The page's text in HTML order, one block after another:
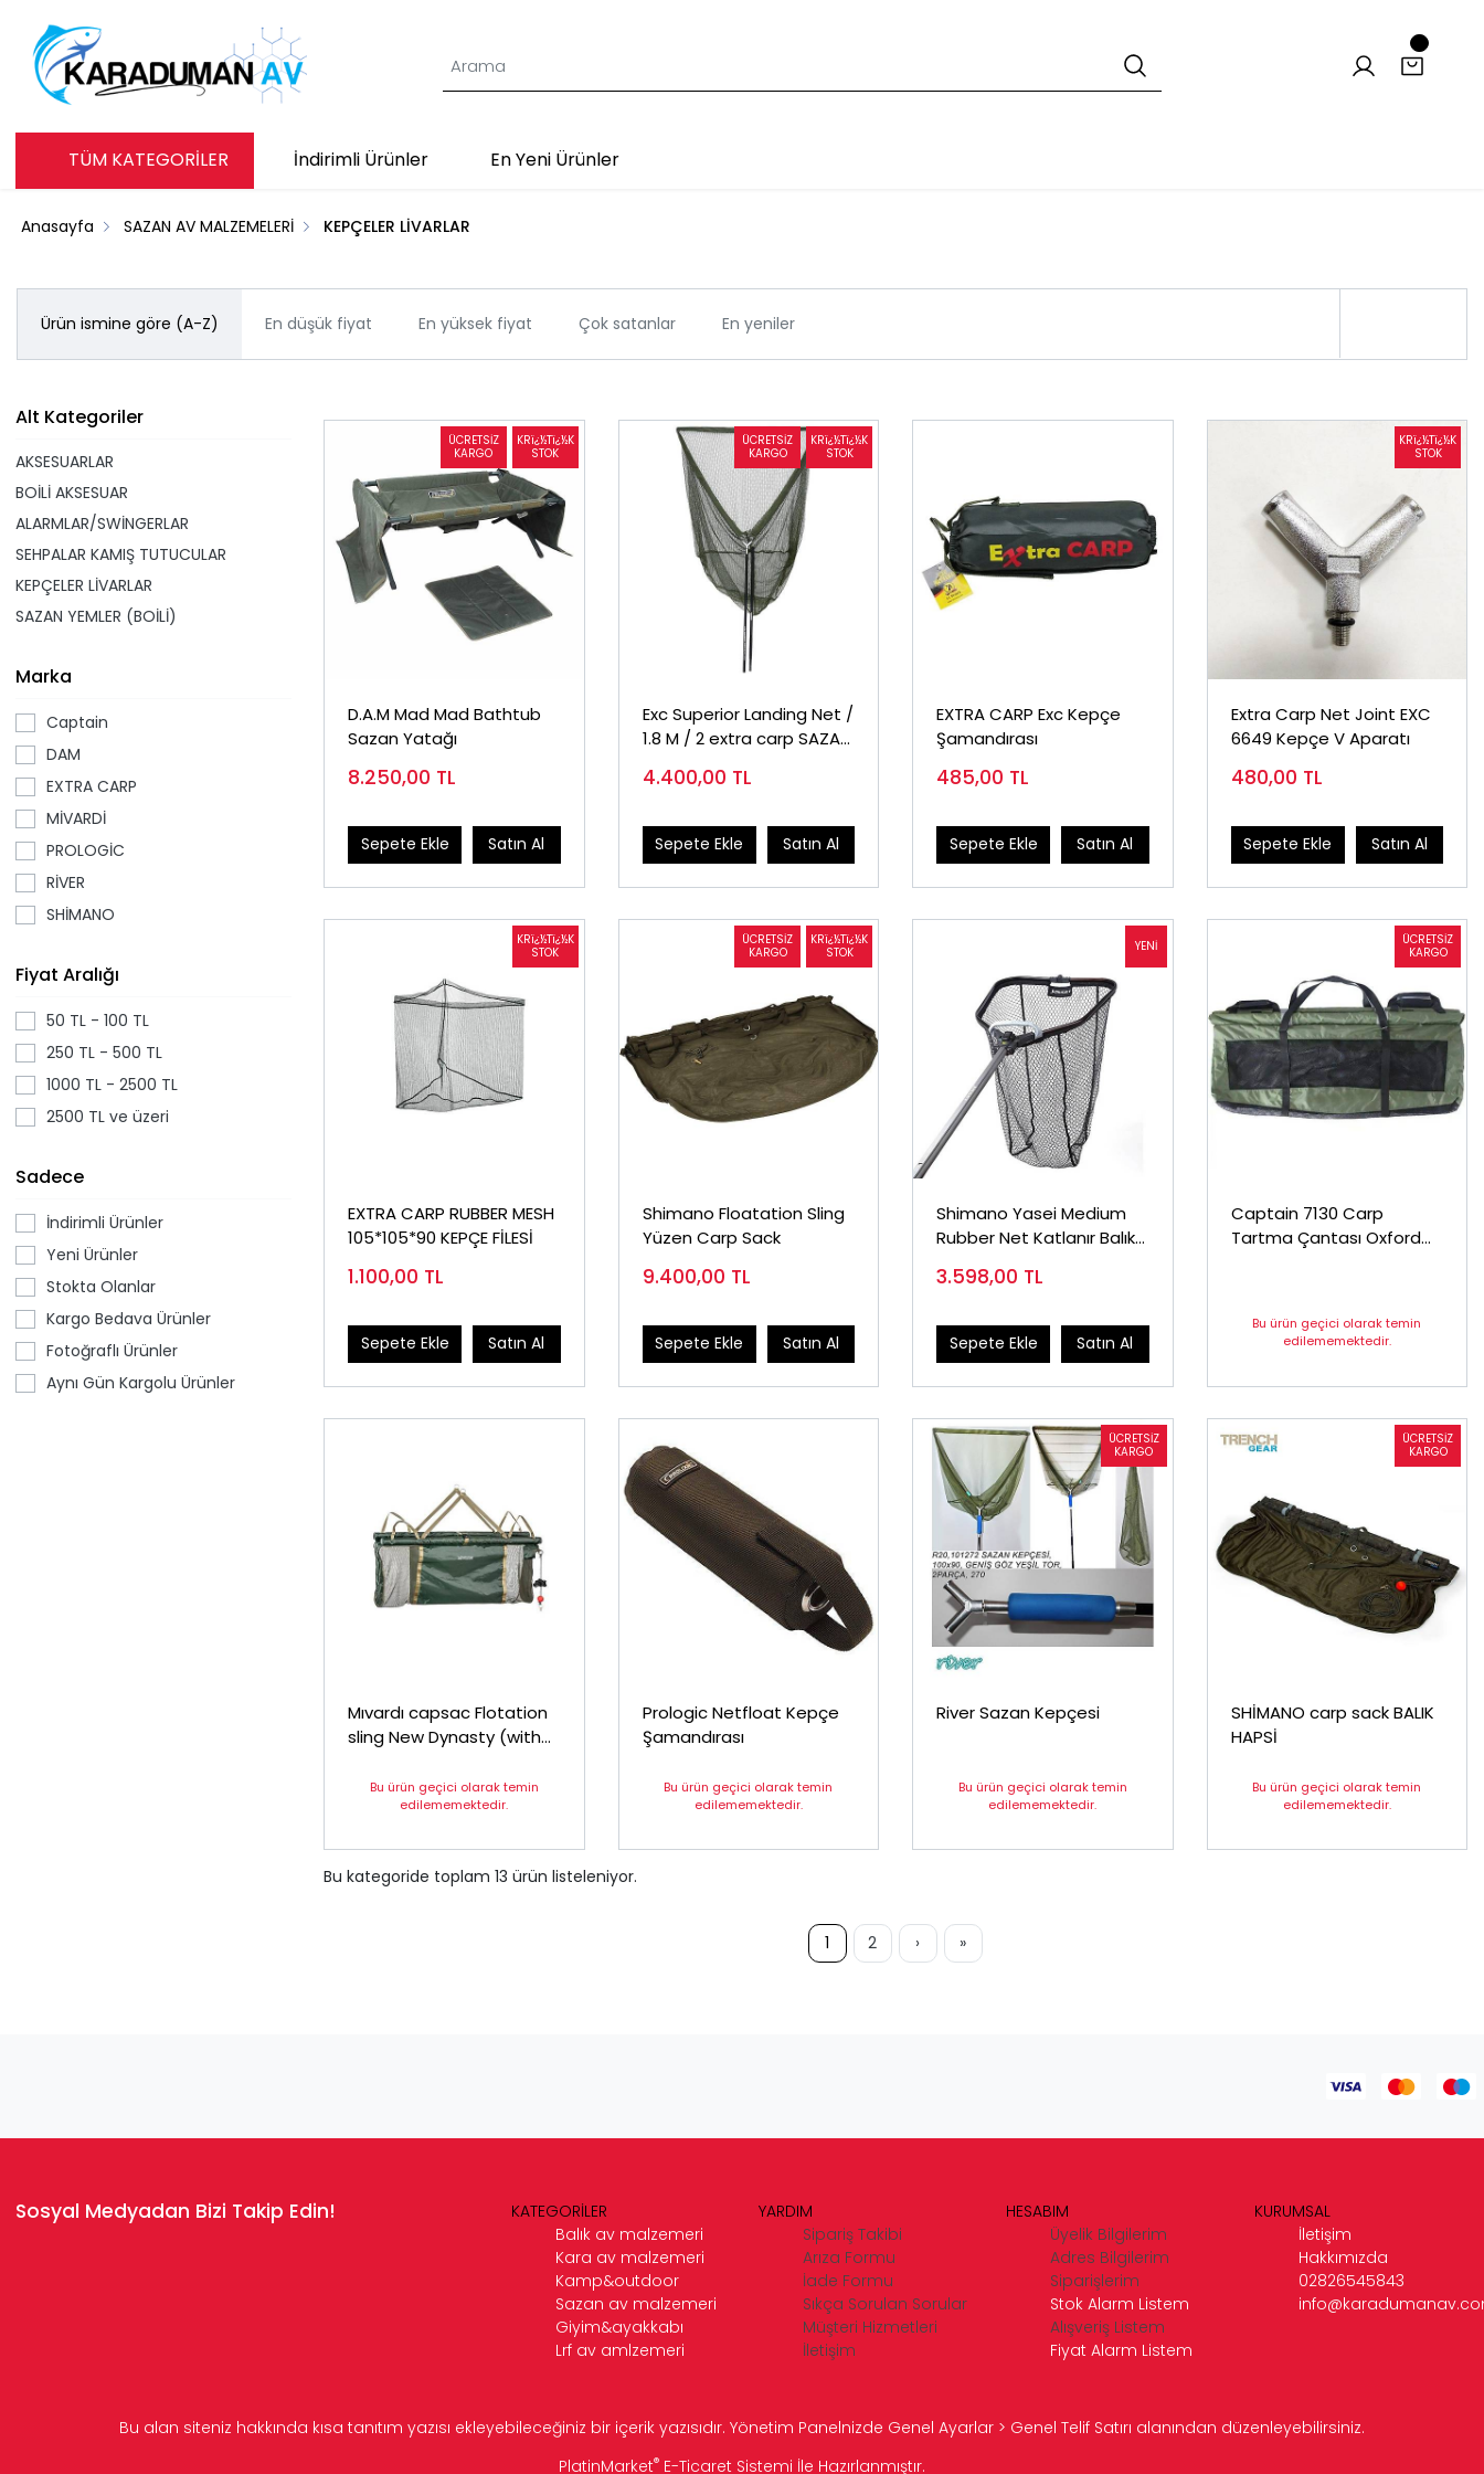
TÜM KATEGORİLER İndirimli Ürünler En Yeni Ürünler
Anasayfa SAZAN AV MALZEMELERİ KEPÇELER LİVARLAR
Ürün ismine göre (A-Z) En düşük fiyat En yüksek fiyat Çok satanlar En yeniler
Alt Kategoriler
AKSESUARLAR
BOİLİ AKSESUAR
ALARMLAR/SWİNGERLAR
SEHPALAR KAMIŞ TUTUCULAR
KEPÇELER LİVARLAR
SAZAN YEMLER (BOİLİ)
Marka
Captain
DAM
EXTRA CARP
MİVARDİ
PROLOGİC
RİVER
SHİMANO
Fiyat Aralığı
50 TL - 100 TL
250 TL - 500 TL
1000 TL - 2500 TL
2500 TL ve üzeri
Sadece
İndirimli Ürünler
Yeni Ürünler
Stokta Olanlar
Kargo Bedava Ürünler
Fotoğraflı Ürünler
Aynı Gün Kargolu Ürünler
D.A.M Mad Mad Bathtub
Sazan Yatağı
8.250,00 TL
Sepete Ekle Satın Al
Exc Superior Landing Net /
1.8 M / 2 extra carp SAZAN
4.400,00 TL
Sepete Ekle Satın Al
EXTRA CARP Exc Kepçe
Şamandırası
485,00 TL
Sepete Ekle Satın Al
Extra Carp Net Joint EXC
6649 Kepçe V Aparatı
480,00 TL
Sepete Ekle Satın Al
EXTRA CARP RUBBER MESH
105*105*90 KEPÇE FİLESİ
1.100,00 TL
Sepete Ekle Satın Al
Shimano Floatation Sling
Yüzen Carp Sack
9.400,00 TL
Sepete Ekle Satın Al
Shimano Yasei Medium
Rubber Net Katlanır Balıkçı
3.598,00 TL
Sepete Ekle Satın Al
Captain 7130 Carp
Tartma Çantası Oxford
Bu ürün geçici olarak temin
edilememektedir.
Mıvardı capsac Flotation
sling New Dynasty (with
Bu ürün geçici olarak temin
edilememektedir.
Prologic Netfloat Kepçe
Şamandırası
Bu ürün geçici olarak temin
edilememektedir.
River Sazan Kepçesi
Bu ürün geçici olarak temin
edilememektedir.
SHİMANO carp sack BALIK
HAPSİ
Bu ürün geçici olarak temin
edilememektedir.
Bu kategoride toplam 13 ürün listeleniyor.
1 2 › »
Sosyal Medyadan Bizi Takip Edin!
KATEGORİLER
Balık av malzemeri
Kara av malzemeri
Kamp&outdoor
Sazan av malzemeri
Giyim&ayakkabı
Lrf av amlzemeri
YARDIM
Sipariş Takibi
Arıza Formu
İade Formu
Sıkça Sorulan Sorular
Müşteri Hizmetleri
İletişim
HESABIM
Üyelik Bilgilerim
Adres Bilgilerim
Siparişlerim
Stok Alarm Listem
Alışveriş Listem
Fiyat Alarm Listem
KURUMSAL
İletişim
Hakkımızda
02826545843
Bu alan siteniz hakkında kısa tanıtım yazısı ekleyebileceğiniz bir içerik yazısıdır. Yönetim Panelnizde Genel Ayarlar > Genel Telif Satırı alanından düzenleyebilirsiniz.
PlatinMarket® E-Ticaret Sistemi İle Hazırlanmıştır.